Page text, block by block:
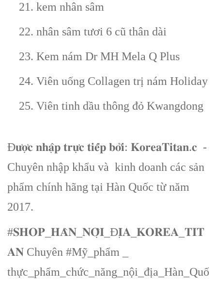
21. kem nhân sâm
22. nhân sâm tươi 6 cũ thân dài
23. Kem nám Dr MH Mela Q Plus
24. Viên uống Collagen trị nám Holiday
25. Viên tinh dầu thông đỏ Kwangdong
Đ𝐮̛𝐨̛̣𝐜 𝐧𝐡𝐚̣̂𝐩 𝐭𝐫𝐮̛̣𝐜 𝐭𝐢𝐞̂́𝐩 𝐛𝐨̛̉𝐢: 𝐊𝐨𝐫𝐞𝐚𝐓𝐢𝐭𝐚𝐧.𝐜 -
Chuyên nhập khẩu và kinh doanh các sản
phẩm chính hãng tại Hàn Quốc từ năm
2017.
#𝐒𝐇𝐎𝐏_𝐇𝐀̀𝐍_𝐍𝐎̣̂𝐈_Đ𝐈̣𝐀_𝐊𝐎𝐑𝐄𝐀_𝐓𝐈𝐓
𝐀𝐍 Chuyên #Mỹ_phẩm _
thực_phẩm_chức_năng_nội_địa_Hàn_Quố